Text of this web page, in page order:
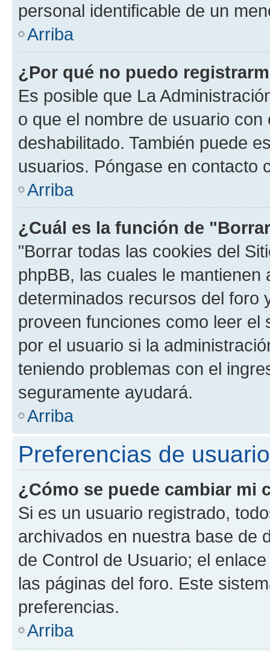
personal identificable de un
Arriba
¿Por qué no puedo
Es posible que La
o que el nombre de usuario
deshabilitado. También puede
usuarios. Póngase en contacto
Arriba
¿Cuál es la función de
"Borrar todas las cookies del
phpBB, las cuales le
determinados recursos del foro
proveen funciones como leer el
por el usuario si la
teniendo problemas con el
seguramente ayudará.
Arriba
Preferencias de
¿Cómo se puede cambiar mi
Si es un usuario registrado,
archivados en nuestra base de
de Control de Usuario; el
las páginas del foro. Este
preferencias.
Arriba